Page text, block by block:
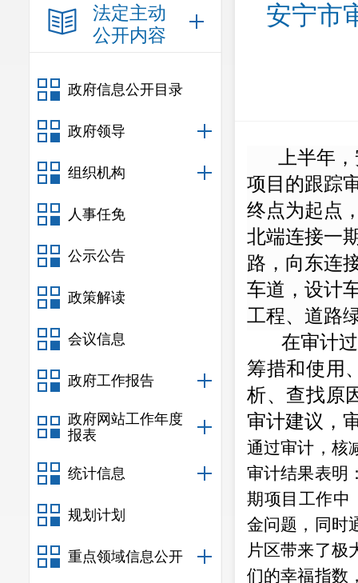
法定主动
公开内容
政府信息公开目录
政府领导
组织机构
人事任免
公示公告
政策解读
会议信息
政府工作报告
政府网站工作年度
报表
统计信息
规划计划
重点领域信息公开
安宁市
上半年
项目的跟踪
终点为起点
北端连接一
路，向东连
车道，设计
工程、道路
在审计
筹措和使用
析、查找原
审计建议，
通过审计，核
审计结果表明
期项目工作中
金问题，同时
片区带来了极
们的幸福指数